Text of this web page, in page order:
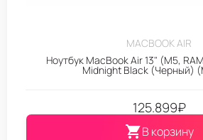
MACBOOK AIR
Ноутбук MacBook Air 13" (M5,
Midnight Black (Черный)
125.899₽
В корзину